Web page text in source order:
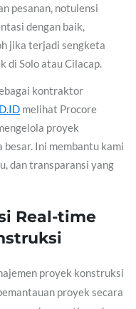
pesanan, notulensi
dengan baik,
jika terjadi sengketa
di Solo atau Cilacap.
kontraktor
melihat Procore
proyek
Ini membantu kami
dan transparansi yang
Real-time
proyek konstruksi
proyek secara